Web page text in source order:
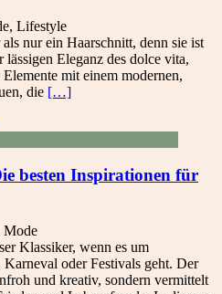
, Lifestyle
nur ein Haarschnitt, denn sie ist
Eleganz des dolce vita,
mit einem modernen,
die […]
besten Inspirationen für
Mode
Klassiker, wenn es um
oder Festivals geht. Der
und kreativ, sondern vermittelt